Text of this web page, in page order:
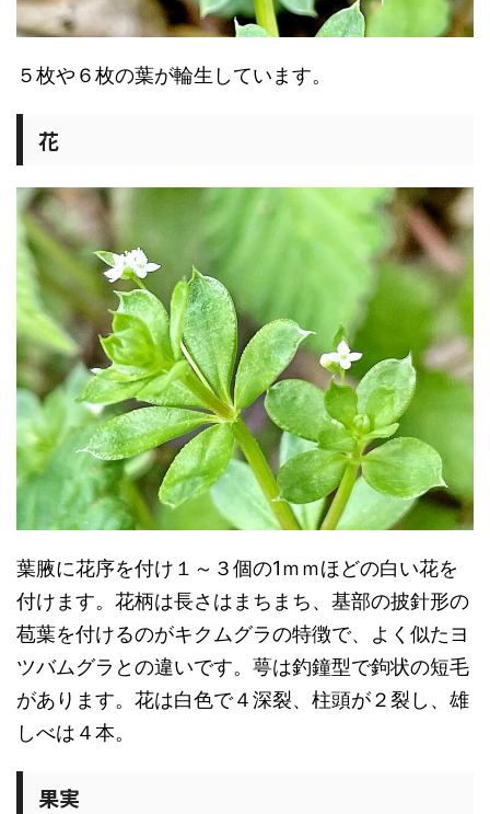
５枚や６枚の葉が輪生しています。
花
葉腋に花序を付け１～３個の1ｍｍほどの白い花を
付けます。花柄は長さはまちまち、基部の披針形の
苞葉を付けるのがキクムグラの特徴で、よく似たヨ
ツバムグラとの違いです。萼は釣鐘型で鉤状の短毛
があります。花は白色で４深裂、柱頭が２裂し、雄
しべは４本。
果実